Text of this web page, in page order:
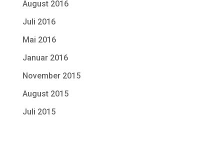
August 2016
Juli 2016
Mai 2016
Januar 2016
November 2015
August 2015
Juli 2015